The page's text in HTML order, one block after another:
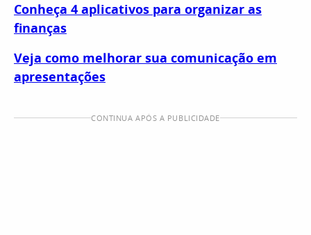
Conheça 4 aplicativos para organizar as
finanças
Veja como melhorar sua comunicação em
apresentações
CONTINUA APÓS A PUBLICIDADE